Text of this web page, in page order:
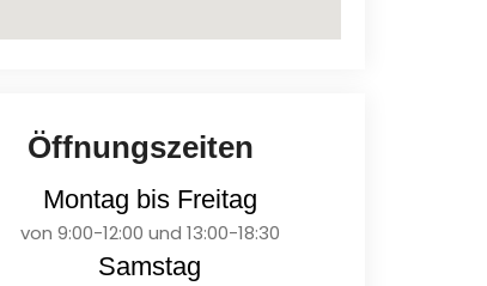
Öffnungszeiten
Montag bis Freitag
von 9:00-12:00 und 13:00-18:30
Samstag